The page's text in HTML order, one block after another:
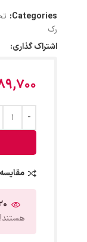
Categories:
رک
اشتراک گذاری:
مقایسه
هستند!